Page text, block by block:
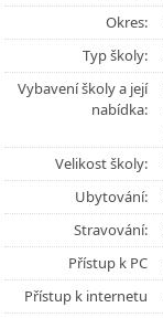
Okres:
Typ školy:
Vybavení školy a její
nabídka:
Velikost školy:
Ubytování:
Stravování:
Přístup k PC
Přístup k internetu